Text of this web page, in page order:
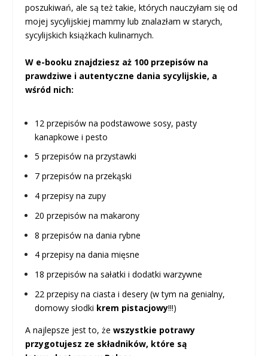
poszukiwań, ale są też takie, których nauczyłam się od
mojej sycylijskiej mammy lub znalazłam w starych,
sycylijskich książkach kulinarnych.
W e-booku znajdziesz aż 100 przepisów na
prawdziwe i autentyczne dania sycylijskie, a
wśród nich:
12 przepisów na podstawowe sosy, pasty
kanapkowe i pesto
5 przepisów na przystawki
7 przepisów na przekąski
4 przepisy na zupy
20 przepisów na makarony
8 przepisów na dania rybne
4 przepisy na dania mięsne
18 przepisów na sałatki i dodatki warzywne
22 przepisy na ciasta i desery (w tym na genialny,
domowy słodki krem pistacjowy!!!)
A najlepsze jest to, żewszystkie potrawy
przygotujesz ze składników, które są